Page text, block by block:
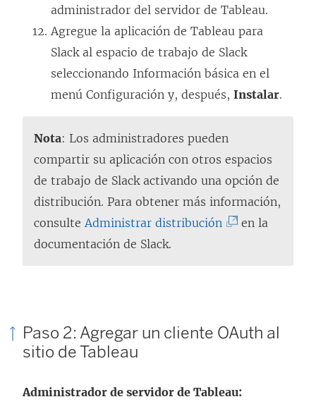
administrador del servidor de Tableau.
Agregue la aplicación de Tableau para
Slack al espacio de trabajo de Slack
seleccionando Información básica en el
menú Configuración y, después, Instalar.
Nota: Los administradores pueden
compartir su aplicación con otros espacios
de trabajo de Slack activando una opción de
distribución. Para obtener más información,
consulte Administrar distribución
l
e
en la
documentación de Slack.
Paso 2: Agregar un cliente OAuth al
sitio de Tableau
Administrador de servidor de Tableau: